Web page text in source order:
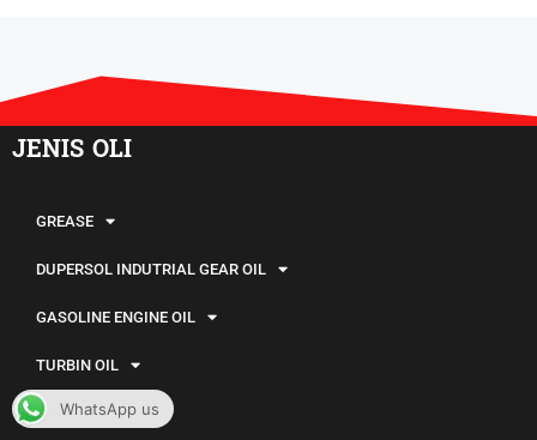
JENIS OLI
GREASE
DUPERSOL INDUTRIAL GEAR OIL
GASOLINE ENGINE OIL
TURBIN OIL
SLIDEWAY OIL
WhatsApp us